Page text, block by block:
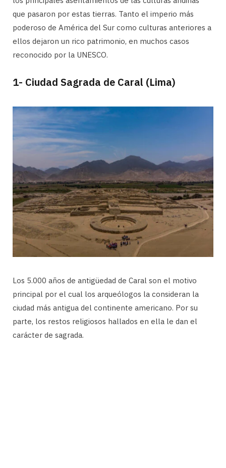
que pasaron por estas tierras. Tanto el imperio más
poderoso de América del Sur como culturas anteriores a
ellos dejaron un rico patrimonio, en muchos casos
reconocido por la UNESCO.
1- Ciudad Sagrada de Caral (Lima)
Los 5.000 años de antigüedad de Caral son el motivo
principal por el cual los arqueólogos la consideran la
ciudad más antigua del continente americano. Por su
parte, los restos religiosos hallados en ella le dan el
carácter de sagrada.